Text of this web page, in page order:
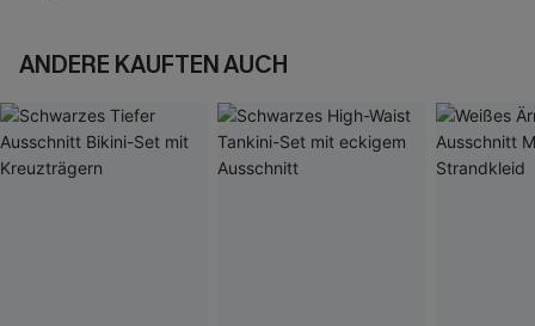
ANDERE KAUFTEN AUCH